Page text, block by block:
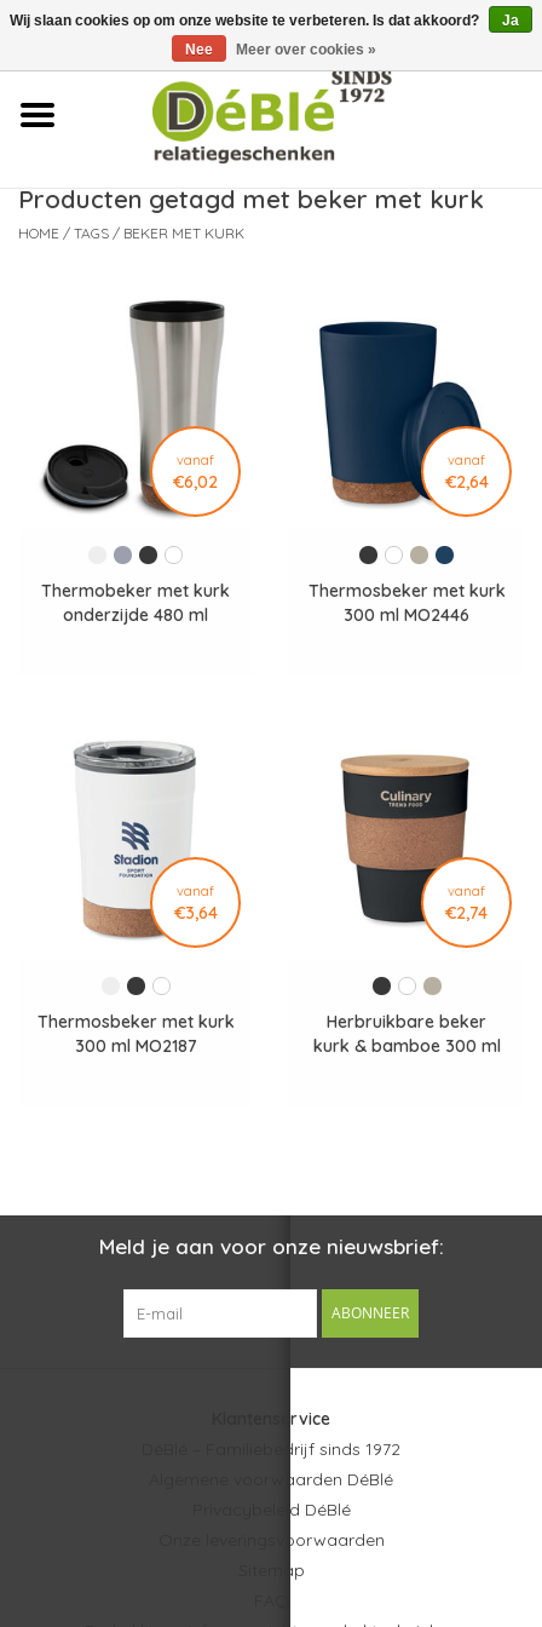
Over ons
Contact
Nieuws
Leveringsvoorwaarden
Producten getagd met beker met kurk
HOME / TAGS / BEKER MET KURK
vanaf
€6,02
Thermobeker met kurk
onderzijde 480 ml
vanaf
€2,64
Thermosbeker met kurk
300 ml MO2446
vanaf
€3,64
Thermosbeker met kurk
300 ml MO2187
vanaf
€2,74
Herbruikbare beker
kurk & bamboe 300 ml
Meld je aan voor onze nieuwsbrief:
ABONNEER
Klantenservice
DéBlé – Familiebedrijf sinds 1972
Algemene voorwaarden DéBlé
Privacybeleid DéBlé
Onze leveringsvoorwaarden
Sitemap
Wij slaan cookies op om onze website te verbeteren. Is dat akkoord?
Ja
Nee
Meer over cookies »